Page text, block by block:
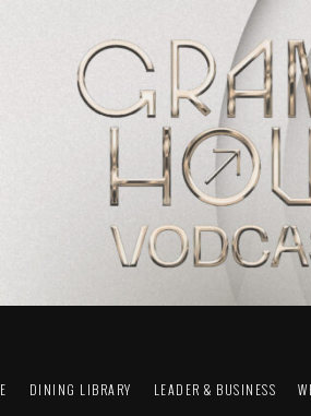
DINING LIBRARY LEADER & BUSINESS